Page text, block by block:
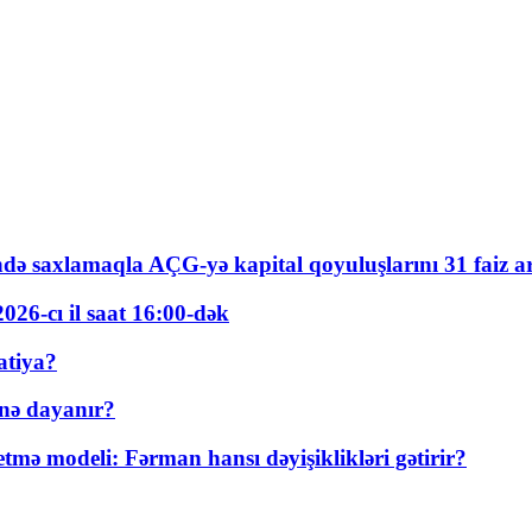
saxlamaqla AÇG-yə kapital qoyuluşlarını 31 faiz
cı il saat 16:00-dək
dayanır?
modeli: Fərman hansı dəyişiklikləri gətirir?